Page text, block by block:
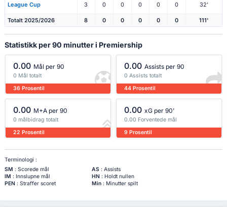
League Cup 3 0 0 0 0 0 32'
Totalt 2025/2026 8 0 0 0 0 0 111'
Statistikk per 90 minutter i Premiership
0.00 Mål per 90
0 Mål totalt
36 Prosentil
0.00 Assists per 90
0 Assists totalt
44 Prosentil
0.00 M+A per 90
0 målbidrag totalt
22 Prosentil
0.00 xG per 90'
0.00 Forventede mål
9 Prosentil
Terminologi :
SM : Scorede mål AS: Assists
IM : Innslupne mål HN : Holdt nullen
PEN : Straffer scoret Min: Minutter spilt